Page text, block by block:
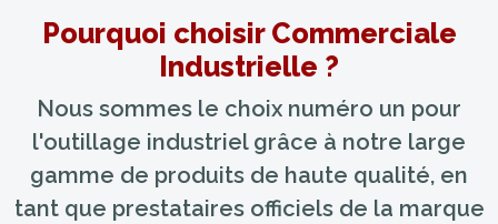
Pourquoi choisir Commerciale
Industrielle ?
Nous sommes le choix numéro un pour
l'outillage industriel grâce à notre large
gamme de produits de haute qualité, en
tant que prestataires officiels de la marque